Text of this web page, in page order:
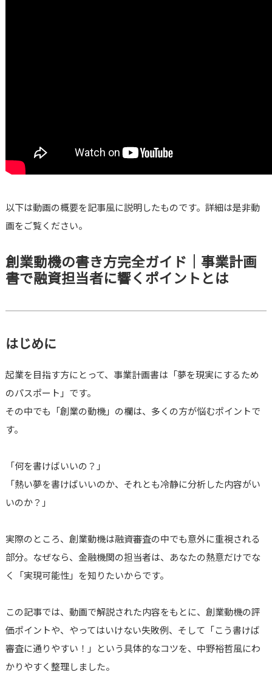
以下は動画の概要を記事風に説明したものです。詳細は是非動
画をご覧ください。
創業動機の書き方完全ガイド｜事業計画
書で融資担当者に響くポイントとは
はじめに
起業を目指す方にとって、事業計画書は「夢を現実にするため
のパスポート」です。
その中でも「創業の動機」の欄は、多くの方が悩むポイントで
す。
「何を書けばいいの？」
「熱い夢を書けばいいのか、それとも冷静に分析した内容がい
いのか？」
実際のところ、創業動機は融資審査の中でも意外に重視される
部分。なぜなら、金融機関の担当者は、あなたの熱意だけでな
く「実現可能性」を知りたいからです。
この記事では、動画で解説された内容をもとに、創業動機の評
価ポイントや、やってはいけない失敗例、そして「こう書けば
審査に通りやすい！」という具体的なコツを、中野裕哲風にわ
かりやすく整理しました。